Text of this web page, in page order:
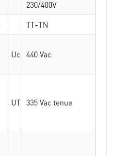
230/400V
TT-TN
Uc 440 Vac
UT 335 Vac tenue